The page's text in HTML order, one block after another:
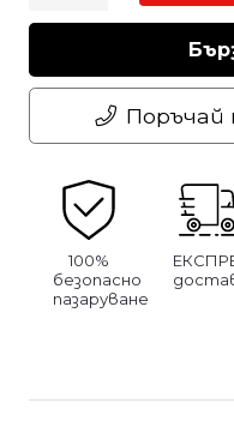
за
възстановяване
на
кожен
волан
Поръчай
100%
безопасно
пазаруване